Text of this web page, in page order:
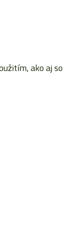
ako aj so